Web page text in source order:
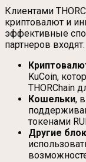
Клиентами
криптовалют и
эффективные
партнеров входят:
KuCoin,
THORChain
Кошельки,
токенами
Другие